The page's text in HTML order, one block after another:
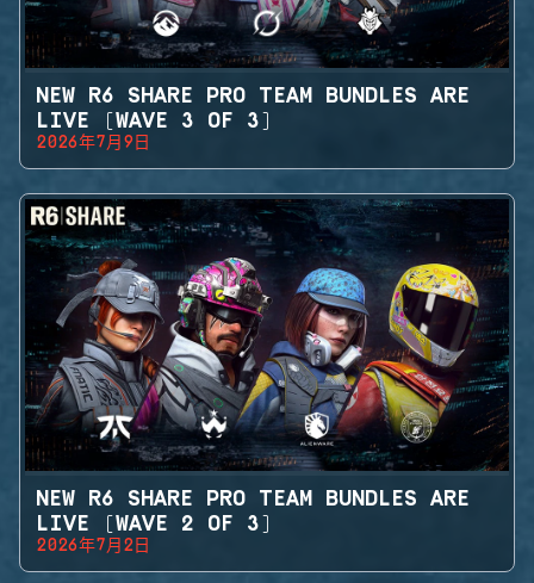
NEW R6 SHARE PRO TEAM BUNDLES ARE
LIVE (WAVE 3 OF 3)
2026年7月9日
NEW R6 SHARE PRO TEAM BUNDLES ARE
LIVE (WAVE 2 OF 3)
2026年7月2日